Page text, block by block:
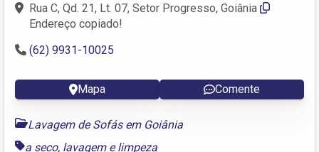
Rua C, Qd. 21, Lt. 07, Setor Progresso, Goiânia
Endereço copiado!
(62) 9931-10025
Mapa Comente
Lavagem de Sofás em Goiânia
a seco, lavagemelimpeza